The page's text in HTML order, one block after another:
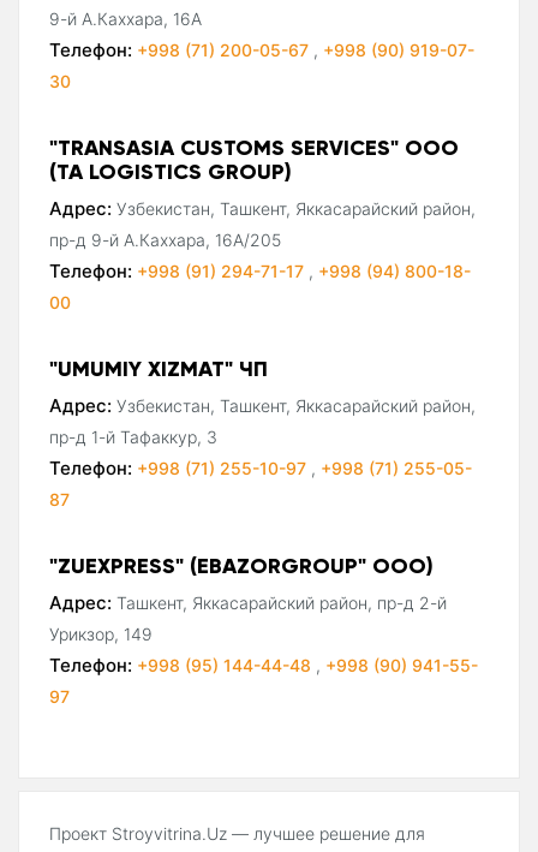
9-й А.Каххара, 16A
Телефон: +998 (71) 200-05-67 , +998 (90) 919-07-
30
"TRANSASIA CUSTOMS SERVICES" ООО
(TA LOGISTICS GROUP)
Адрес: Узбекистан, Ташкент, Яккасарайский район,
пр-д 9-й А.Каххара, 16А/205
Телефон: +998 (91) 294-71-17 , +998 (94) 800-18-
00
"UMUMIY XIZMAT" ЧП
Адрес: Узбекистан, Ташкент, Яккасарайский район,
пр-д 1-й Тафаккур, 3
Телефон: +998 (71) 255-10-97 , +998 (71) 255-05-
87
"ZUEXPRESS" (EBAZORGROUP" ООО)
Адрес: Ташкент, Яккасарайский район, пр-д 2-й
Урикзор, 149
Телефон: +998 (95) 144-44-48 , +998 (90) 941-55-
97
Проект Stroyvitrina.Uz — лучшее решение для